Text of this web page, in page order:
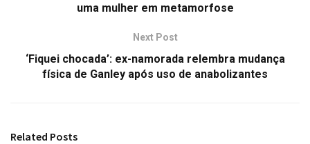
uma mulher em metamorfose
Next Post
‘Fiquei chocada’: ex-namorada relembra mudança
física de Ganley após uso de anabolizantes
Related Posts